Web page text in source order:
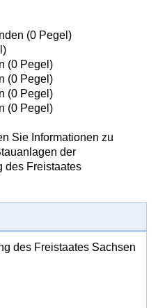
(0 Pegel)
(0 Pegel)
(0 Pegel)
(0 Pegel)
(0 Pegel)
Sie Informationen zu
der
des Freistaates
des Freistaates Sachsen